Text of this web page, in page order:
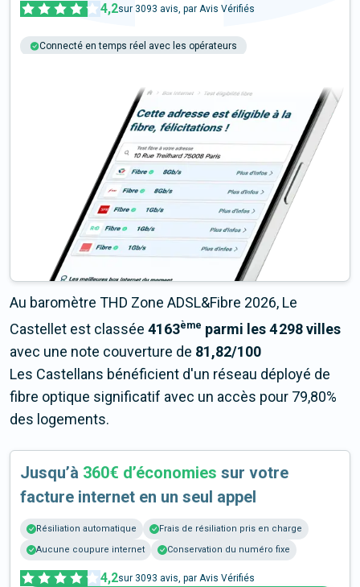
4,2sur 3093 avis, par Avis Vérifiés
Connecté en temps réel avec les opérateurs
Au baromètre THD Zone ADSL&Fibre 2026, Le
Castellet est classée 4163ème parmi les 4 298 villes
avec une note couverture de 81,82/100
Les Castellans bénéficient d'un réseau déployé de
fibre optique significatif avec un accès pour 79,80%
des logements.
Jusqu’à 360€ d’économies sur votre
facture internet en un seul appel
Résiliation automatique
Frais de résiliation pris en charge
Aucune coupure internet
Conservation du numéro fixe
4,2sur 3093 avis, par Avis Vérifiés